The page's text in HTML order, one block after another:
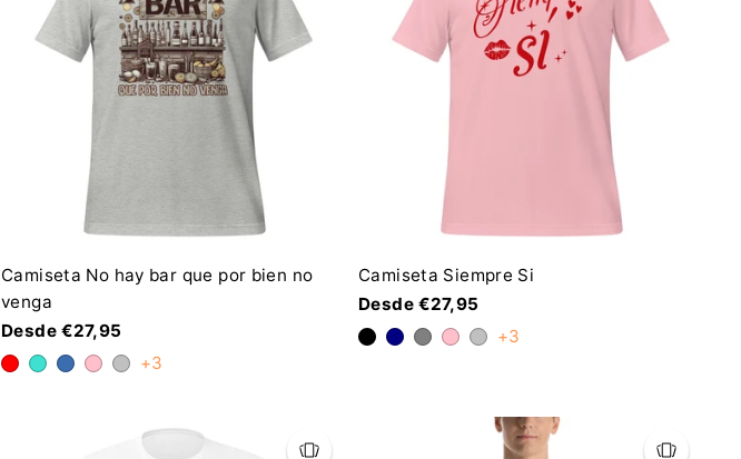
Camiseta No hay bar que por bien no
venga
Desde €27,95
+3
Camiseta Siempre Si
Desde €27,95
+3